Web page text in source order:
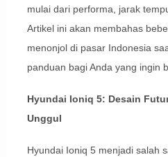
mulai dari performa, jarak
Artikel ini akan membahas
menonjol di pasar Indonesia
panduan bagi Anda yang ingin
Hyundai Ioniq 5: Desain
Unggul
Hyundai Ioniq 5 menjadi salah